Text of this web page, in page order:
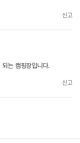
신고
는 캠핑장입니다.
신고